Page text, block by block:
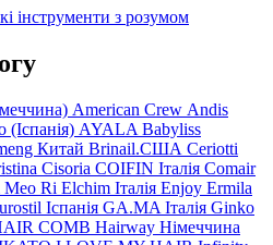
інструменти з розумом
American Crew Andis
(Іспанія) AYALA Babyliss
Китай Brinail.США Ceriotti
Cisoria COIFIN Італія Comair
Meo Ri Elchim Італія Enjoy Ermila
Іспанія GA.MA Італія Ginko
COMB Hairway Німеччина